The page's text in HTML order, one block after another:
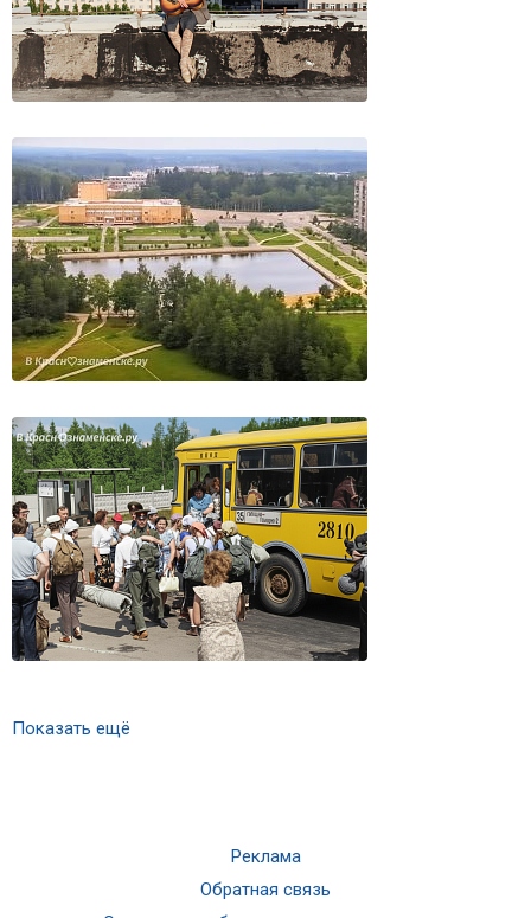
Показать ещё
Реклама
Обратная связь